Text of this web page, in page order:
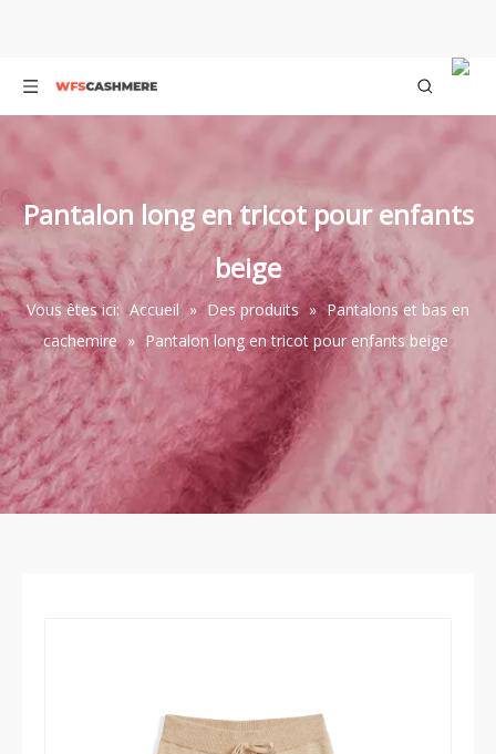
Pantalon long en tricot pour enfants
beige
Vous êtes ici: Accueil » Des produits » Pantalons et bas en
cachemire » Pantalon long en tricot pour enfants beige